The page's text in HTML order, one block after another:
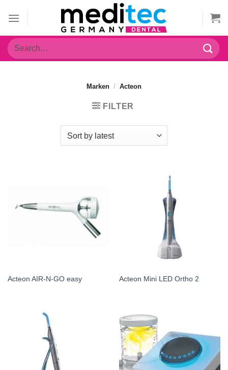
Inhalt
Search
for:
Marken / Acteon
FILTER
Acteon AIR-N-GO easy Acteon Mini LED Ortho 2